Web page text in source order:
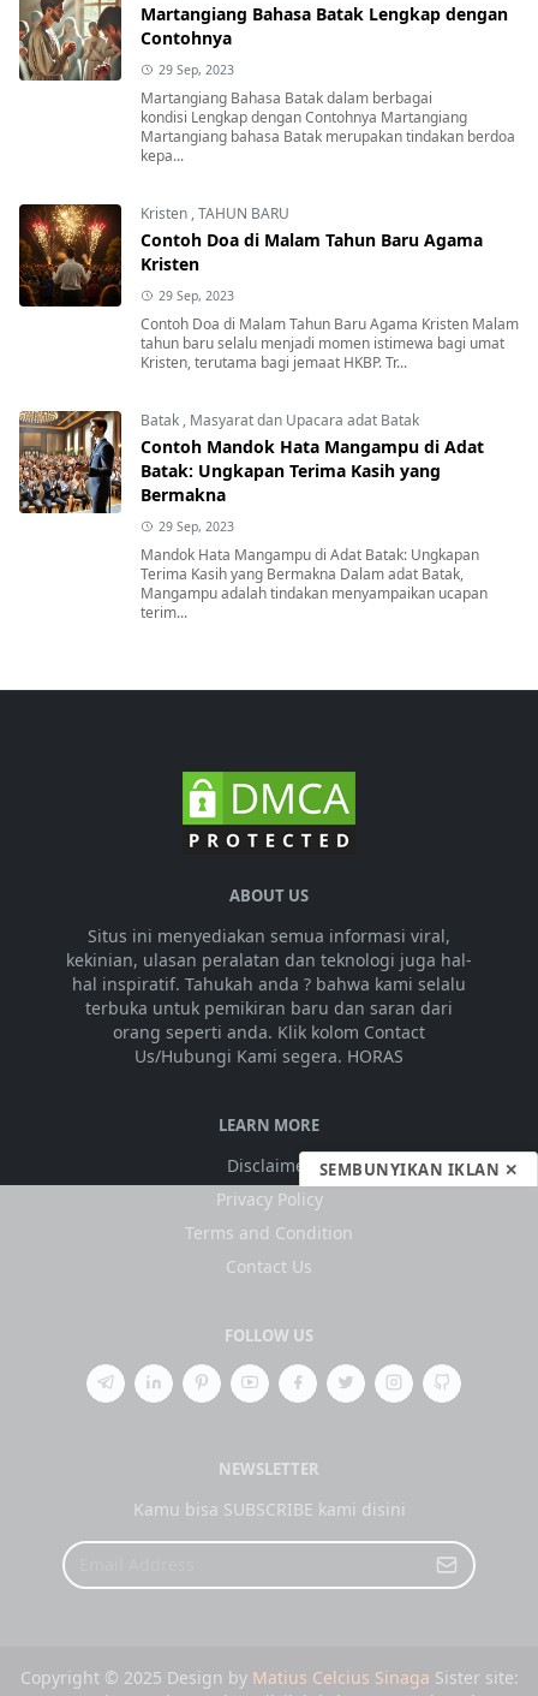
Martangiang Bahasa Batak Lengkap dengan
Contohnya
29 Sep, 2023
Martangiang Bahasa Batak dalam berbagai
kondisi Lengkap dengan Contohnya Martangiang
Martangiang bahasa Batak merupakan tindakan berdoa
kepa...
Kristen ,TAHUN BARU
Contoh Doa di Malam Tahun Baru Agama
Kristen
29 Sep, 2023
Contoh Doa di Malam Tahun Baru Agama Kristen Malam
tahun baru selalu menjadi momen istimewa bagi umat
Kristen, terutama bagi jemaat HKBP. Tr...
Batak , Masyarat dan Upacara adat Batak
Contoh Mandok Hata Mangampu di Adat
Batak: Ungkapan Terima Kasih yang
Bermakna
29 Sep, 2023
Mandok Hata Mangampu di Adat Batak: Ungkapan
Terima Kasih yang Bermakna Dalam adat Batak,
Mangampu adalah tindakan menyampaikan ucapan
terim...
ABOUT US
Situs ini menyediakan semua informasi viral,
kekinian, ulasan peralatan dan teknologi juga hal-
hal inspiratif. Tahukah anda ? bahwa kami selalu
terbuka untuk pemikiran baru dan saran dari
orang seperti anda. Klik kolom Contact
Us/Hubungi Kami segera. HORAS
LEARN MORE
Disclaimer
Privacy Policy
Terms and Condition
Contact Us
FOLLOW US
NEWSLETTER
Kamu bisa SUBSCRIBE kami disini
Copyright © 2025 Design by Matius Celcius Sinaga Sister site:
SEMBUNYIKAN IKLAN ✕